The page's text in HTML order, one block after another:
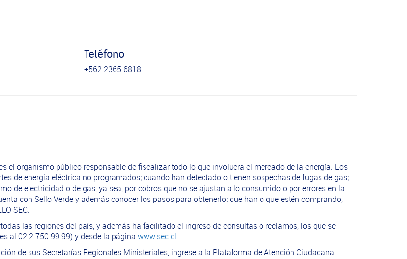
Teléfono
+562 2365 6818
el organismo público responsable de fiscalizar todo lo que involucra el mercado de la energía. Los
de energía eléctrica no programados; cuando han detectado o tienen sospechas de fugas de gas;
de electricidad o de gas, ya sea, por cobros que no se ajustan a lo consumido o por errores en la
con Sello Verde y además conocer los pasos para obtenerlo; que han o que estén comprando,
SEC.
las regiones del país, y además ha facilitado el ingreso de consultas o reclamos, los que se
al 02 2 750 99 99) y desde la página www.sec.cl.
de sus Secretarías Regionales Ministeriales, ingrese a la Plataforma de Atención Ciudadana -